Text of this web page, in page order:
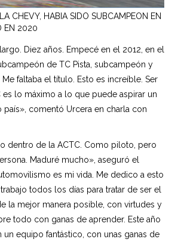
CHEVY, HABIA SIDO SUBCAMPEON EN
EN 2020
Diez años. Empecé en el 2012, en el
de TC Pista, subcampeón y
faltaba el título. Esto es increíble. Ser
lo máximo a lo que puede aspirar un
comentó Urcera en charla con
dentro de la ACTC. Como piloto, pero
Maduré mucho», aseguró el
es mi vida. Me dedico a esto
todos los días para tratar de ser el
la mejor manera posible, con virtudes y
todo con ganas de aprender. Este año
equipo fantástico, con unas ganas de